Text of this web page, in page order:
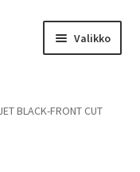
Valikko
BLACK-FRONT CUT